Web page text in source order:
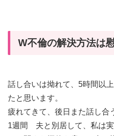
W不倫の解決方法は
話し合いは拗れて、5時間以
たと思います。
疲れてきて、後日また話し合
1週間 夫と別居して、私は実